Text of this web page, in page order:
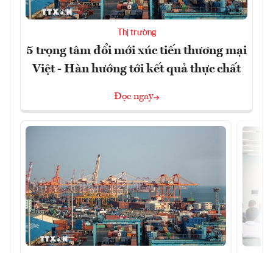
Thị trường
5 trọng tâm đổi mới xúc tiến thương mại
Việt - Hàn hướng tới kết quả thực chất
Đọc ngay